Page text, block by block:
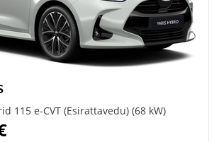
115 e-CVT (Esirattavedu) (68 kW)